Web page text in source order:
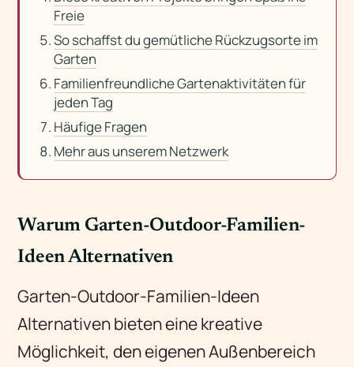
Freie
So schaffst du gemütliche Rückzugsorte im
Garten
Familienfreundliche Gartenaktivitäten für
jeden Tag
Häufige Fragen
Mehr aus unserem Netzwerk
Warum Garten-Outdoor-Familien-
Ideen Alternativen
Garten-Outdoor-Familien-Ideen
Alternativen bieten eine kreative
Möglichkeit, den eigenen Außenbereich